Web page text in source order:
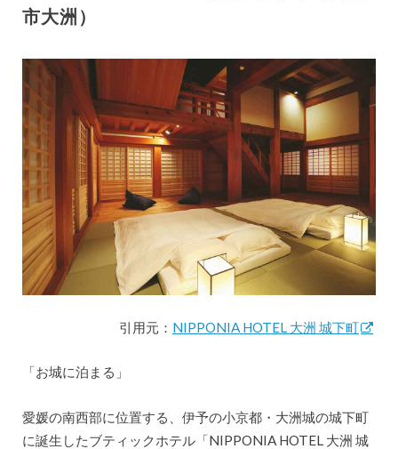
市大洲）
引用元： NIPPONIA HOTEL 大洲 城下町
「お城に泊まる」
愛媛の南西部に位置する、伊予の小京都・大洲城の城下町
に誕生したブティックホテル「NIPPONIA HOTEL 大洲 城